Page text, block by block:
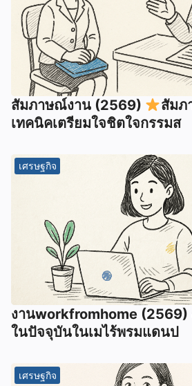
สัมภาษณ์งาน (2569)
สัมภ
เทคนิคเตรียมใจชิตใจกรรมส
เศรษฐกิจ
งานworkfromhome (2569)
ในปัจจุบันในเมไร้พรมแดนป
เศรษฐกิจ